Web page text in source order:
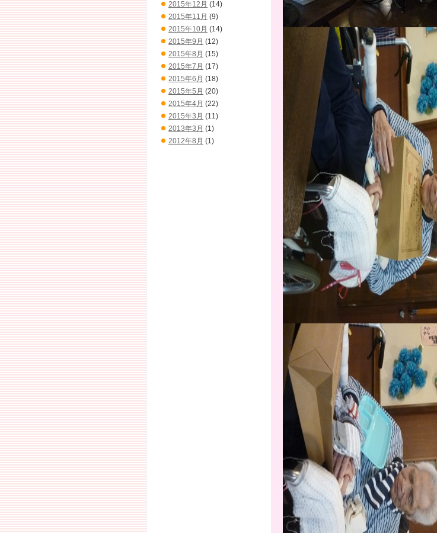
2015年12月 (14)
2015年11月 (9)
2015年10月 (14)
2015年9月 (12)
2015年8月 (15)
2015年7月 (17)
2015年6月 (18)
2015年5月 (20)
2015年4月 (22)
2015年3月 (11)
2013年3月 (1)
2012年8月 (1)